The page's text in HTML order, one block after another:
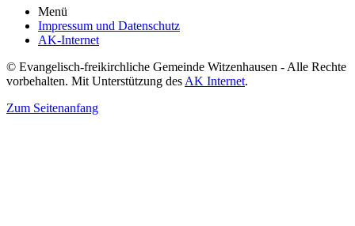
Menü
Impressum und Datenschutz
AK-Internet
© Evangelisch-freikirchliche Gemeinde Witzenhausen - Alle Rechte
vorbehalten. Mit Unterstützung des AK Internet.
Zum Seitenanfang